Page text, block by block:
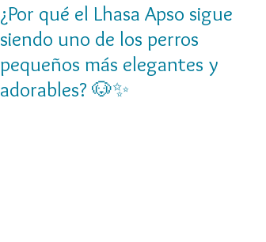
¿Por qué el Lhasa Apso sigue
siendo uno de los perros
pequeños más elegantes y
adorables? 🐶✨